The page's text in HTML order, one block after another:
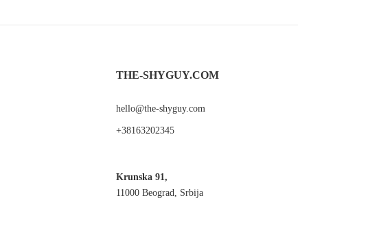
THE-SHYGUY.COM
hello@the-shyguy.com
+38163202345
Krunska 91,
11000 Beograd, Srbija